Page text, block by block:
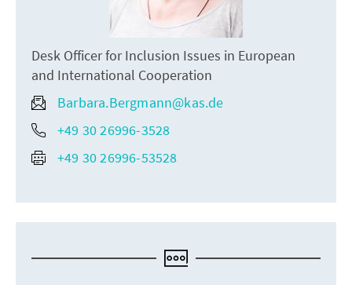
Desk Officer for Inclusion Issues in European
and International Cooperation
Barbara.Bergmann@kas.de
+49 30 26996-3528
+49 30 26996-53528